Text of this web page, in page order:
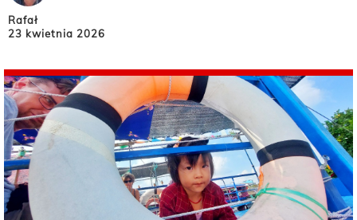
Rafał
23 kwietnia 2026